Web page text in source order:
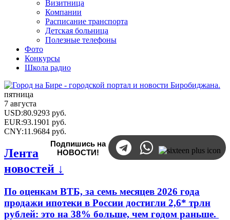
Визитница
Компании
Расписание транспорта
Детская больница
Полезные телефоны
Фото
Конкурсы
Школа радио
пятница
7 августа
USD:80.9293 руб.
EUR:93.1901 руб.
CNY:11.9684 руб.
Подпишись на
НОВОСТИ!
Лента
новостей ↓
По оценкам ВТБ, за семь месяцев 2026 года
продажи ипотеки в России достигли 2,6* трлн
рублей: это на 38% больше, чем годом раньше.